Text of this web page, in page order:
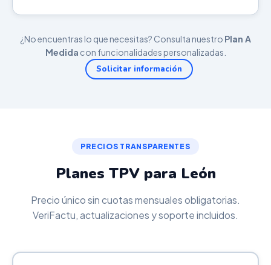
¿No encuentras lo que necesitas? Consulta nuestro Plan A
Medida con funcionalidades personalizadas.
Solicitar información
PRECIOS TRANSPARENTES
Planes TPV para León
Precio único sin cuotas mensuales obligatorias.
VeriFactu, actualizaciones y soporte incluidos.